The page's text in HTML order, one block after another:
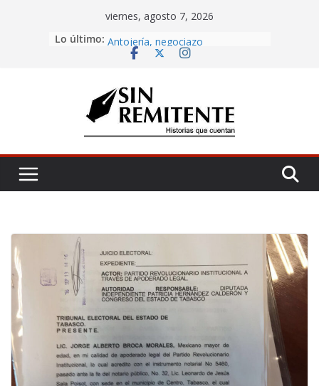
viernes, agosto 7, 2026
Lo último: Amor eterno
Antojería, negociazo
Misa de 12